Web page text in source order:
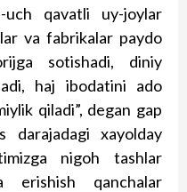
uch qavatli uy-joylar
va fabrikalar paydo
sotishadi, diniy
haj ibodatini ado
qiladi”, degan gap
darajadagi xayolday
nigoh tashlar
erishish qanchalar